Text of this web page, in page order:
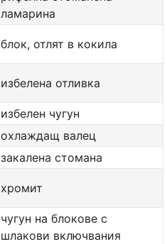
ламарина
блок, отлят в кокила
избелена отливка
избелен чугун
охлаждащ валец
закалена стомана
хромит
чугун на блокове с
шлакови включвания